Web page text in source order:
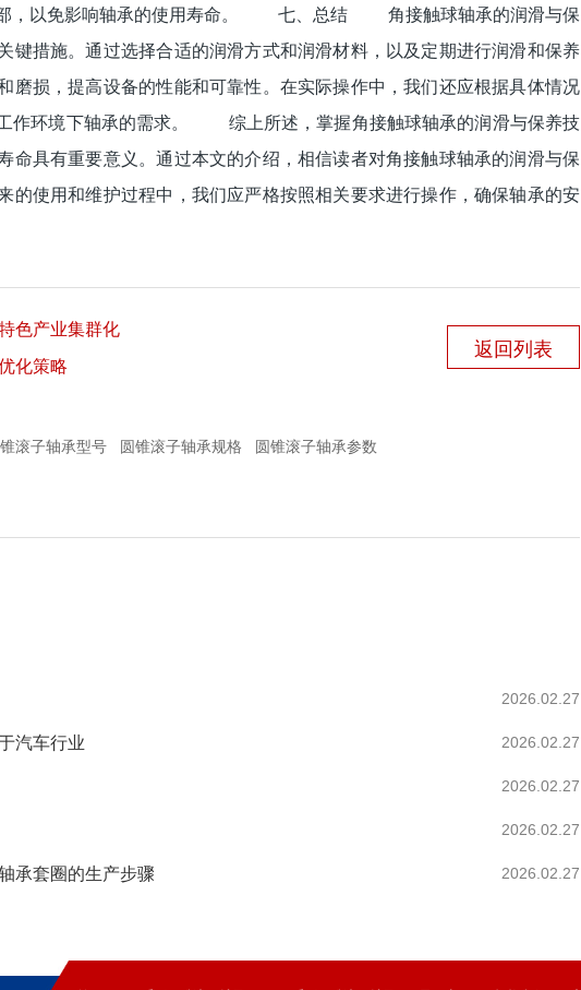
部，以免影响轴承的使用寿命。 七、总结 角接触球轴承的润滑与保
键措施。通过选择合适的润滑方式和润滑材料，以及定期进行润滑和保养
磨损，提高设备的性能和可靠性。在实际操作中，我们还应根据具体情况
作环境下轴承的需求。 综上所述，掌握角接触球轴承的润滑与保养技
命具有重要意义。通过本文的介绍，相信读者对角接触球轴承的润滑与保
的使用和维护过程中，我们应严格按照相关要求进行操作，确保轴承的安
色产业集群化
化策略
返回列表
滚子轴承型号 圆锥滚子轴承规格
圆锥滚子轴承参数
2026.02.27
汽车行业 2026.02.27
2026.02.27
2026.02.27
承套圈的生产步骤 2026.02.27